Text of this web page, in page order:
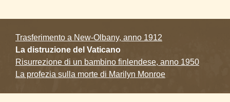
Trasferimento a New-Olbany, anno 1912
La distruzione del Vaticano
Risurrezione di un bambino finlendese, anno 1950
La profezia sulla morte di Marilyn Monroe